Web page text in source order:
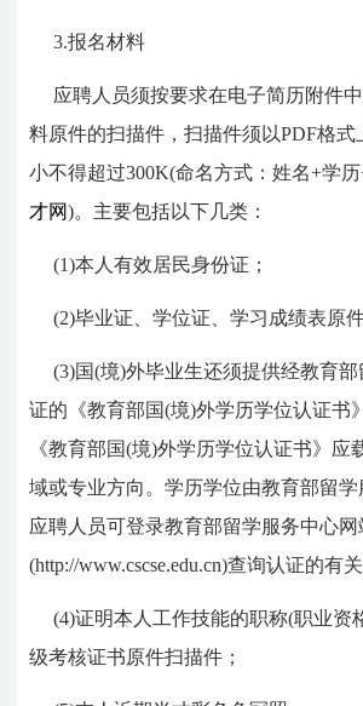
3.报名材料
应聘人员须按要求在电子简历附件
料原件的扫描件，扫描件须以PDF格式
小不得超过300K(命名方式：姓名+学
才网)。主要包括以下几类：
(1)本人有效居民身份证；
(2)毕业证、学位证、学习成绩表原
(3)国(境)外毕业生还须提供经教育
证的《教育部国(境)外学历学位认证书
《教育部国(境)外学历学位认证书》应
域或专业方向。学历学位由教育部留学
应聘人员可登录教育部留学服务中心网
(http://www.cscse.edu.cn)查询认证的有
(4)证明本人工作技能的职称(职业资
级考核证书原件扫描件；